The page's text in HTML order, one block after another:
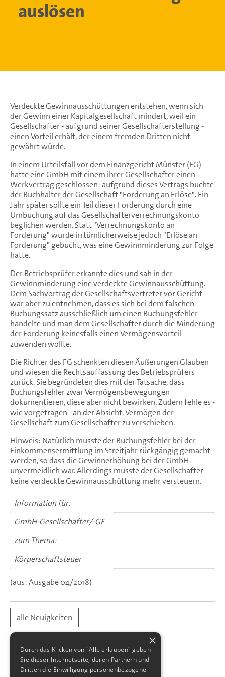
auslösen
Verdeckte Gewinnausschüttungen entstehen, wenn sich
der Gewinn einer Kapitalgesellschaft mindert, weil ein
Gesellschafter - aufgrund seiner Gesellschafterstellung -
einen Vorteil erhält, der einem fremden Dritten nicht
gewährt würde.
In einem Urteilsfall vor dem Finanzgericht Münster (FG)
hatte eine GmbH mit einem ihrer Gesellschafter einen
Werkvertrag geschlossen; aufgrund dieses Vertrags buchte
der Buchhalter der Gesellschaft "Forderung an Erlöse". Ein
Jahr später sollte ein Teil dieser Forderung durch eine
Umbuchung auf das Gesellschafterverrechnungskonto
beglichen werden. Statt "Verrechnungskonto an
Forderung" wurde irrtümlicherweise jedoch "Erlöse an
Forderung" gebucht, was eine Gewinnminderung zur Folge
hatte.
Der Betriebsprüfer erkannte dies und sah in der
Gewinnminderung eine verdeckte Gewinnausschüttung.
Dem Sachvortrag der Gesellschaftsvertreter vor Gericht
war aber zu entnehmen, dass es sich bei dem falschen
Buchungssatz ausschließlich um einen Buchungsfehler
handelte und man dem Gesellschafter durch die Minderung
der Forderung keinesfalls einen Vermögensvorteil
zuwenden wollte.
Die Richter des FG schenkten diesen Äußerungen Glauben
und wiesen die Rechtsauffassung des Betriebsprüfers
zurück. Sie begründeten dies mit der Tatsache, dass
Buchungsfehler zwar Vermögensbewegungen
dokumentieren, diese aber nicht bewirken. Zudem fehle es -
wie vorgetragen - an der Absicht, Vermögen der
Gesellschaft zum Gesellschafter zu verschieben.
Hinweis: Natürlich musste der Buchungsfehler bei der
Einkommensermittlung im Streitjahr rückgängig gemacht
werden, so dass die Gewinnerhöhung bei der GmbH
unvermeidlich war. Allerdings musste der Gesellschafter
keine verdeckte Gewinnausschüttung mehr versteuern.
Information für:
GmbH-Gesellschafter/-GF
zum Thema:
Körperschaftsteuer
(aus: Ausgabe 04/2018)
alle Neuigkeiten
×
Durch das Klicken von "Alle erlauben" geben
Sie dieser Internetseite, deren Partnern und
Dritten die Einwilligung personenbezogene